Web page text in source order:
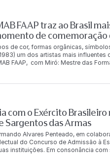
1º lugar Bianca Rosetti
Cecília Meirelles 3º lugar
Vieira O campeonato reforça o
e o bem-estar de seus
FAAP traz ao Brasil
de comemoração
de cor, formas orgânicas,
um dos artistas mais influentes
FAAP, com Miró: Mestre das
obras que serão vistas no Brasil
integrantes de importantes
Mallorca, o Museu de Arte
da produção do artista e sua
seis décadas de carreira. Nascido
produção abrange pintura,
visual singular, marcada
oníricos e intenso uso da cor
com o Exército
Sargentos das Armas
Alvares Penteado, em
do Concurso de Admissão à
instituições. Em consonância